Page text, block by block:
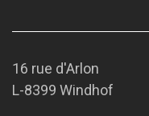
16 rue d'Arlon
L-8399 Windhof